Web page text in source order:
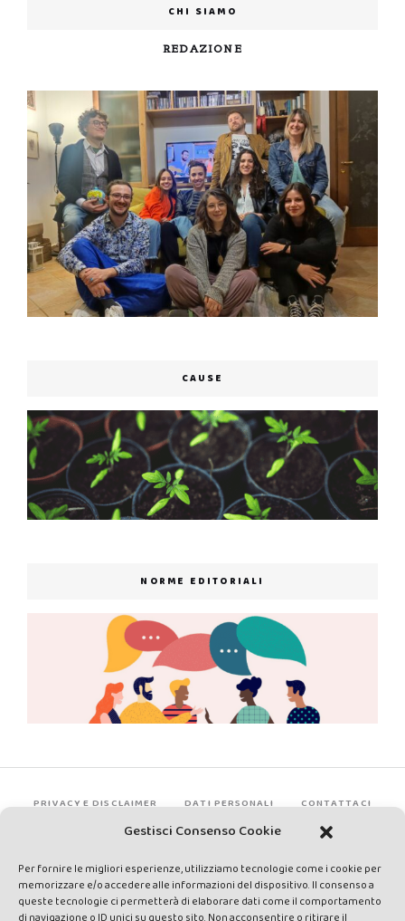
Gestisci Consenso Cookie
Per fornire le migliori esperienze, utilizziamo tecnologie come i cookie per
memorizzare e/o accedere alle informazioni del dispositivo. Il consenso a
queste tecnologie ci permetterà di elaborare dati come il comportamento
CHI SIAMO
REDAZIONE
CAUSE
NORME EDITORIALI
PRIVACY E DISCLAIMER DATI PERSONALI CONTATTACI